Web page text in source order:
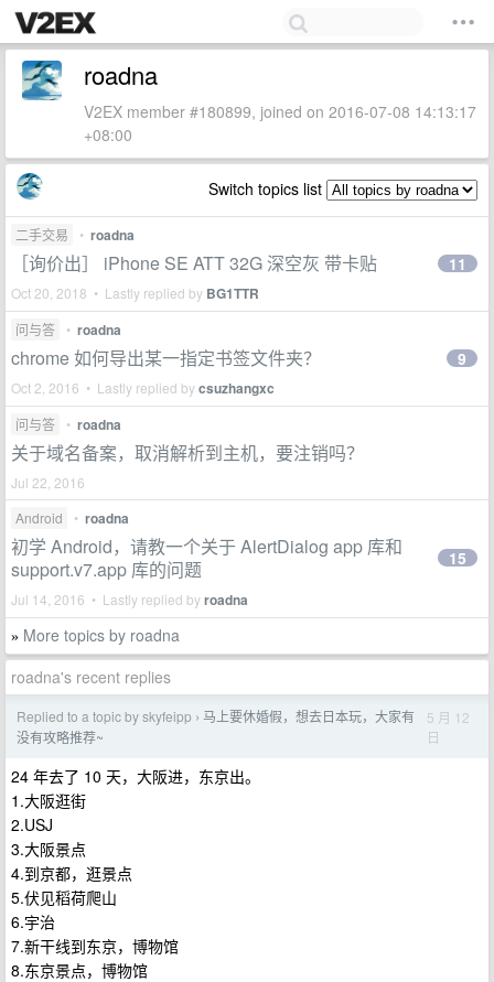
roadna
V2EX member #180899, joined on 2016-07-08 14:13:17
+08:00
Switch topics list
二手交易 • roadna
［询价出］ iPhone SE ATT 32G 深空灰 带卡贴
Oct 20, 2018 • Lastly replied by BG1TTR
11
问与答 • roadna
chrome 如何导出某一指定书签文件夹？
Oct 2, 2016 • Lastly replied bycsuzhangxc
9
问与答 • roadna
关于域名备案，取消解析到主机，要注销吗？
Jul 22, 2016
Android
• roadna
初学 Android，请教一个关于 AlertDialog app 库和
support.v7.app 库的问题
Jul 14, 2016 • Lastly replied byroadna
15
» More topics by roadna
roadna's recent replies
Replied to a topic by skyfeipp › 马上要休婚假，想去日本玩，大家有
没有攻略推荐~
5 月 12
日
24 年去了 10 天，大阪进，东京出。
1.大阪逛街
2.USJ
3.大阪景点
4.到京都，逛景点
5.伏见稻荷爬山
6.宇治
7.新干线到东京，博物馆
8.东京景点，博物馆